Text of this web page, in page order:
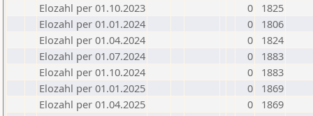
Elozahl per 01.10.2023
0
1825
Elozahl per 01.01.2024
0
1806
Elozahl per 01.04.2024
0
1824
Elozahl per 01.07.2024
0
1883
Elozahl per 01.10.2024
0
1883
Elozahl per 01.01.2025
0
1869
Elozahl per 01.04.2025
0
1869